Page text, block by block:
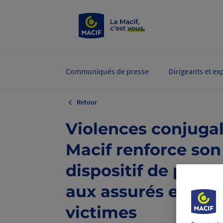
Communiqués de presse Dirigeants et
Retour
Violences
Macif renforce son
dispositif de
aux assurés et
victimes